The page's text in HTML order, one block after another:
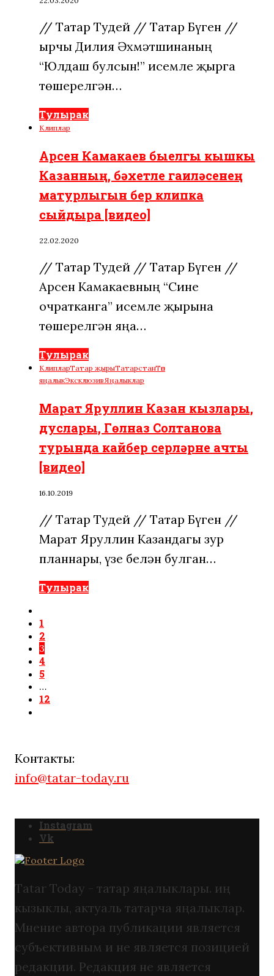
// Татар Тудей // Татар Бүген //
Җырчы Дилия Әхмәтшинаның
“Юлдаш булсын!” исемле җырга
төшерелгән…
Тулырак
Клиплар
Арсен Камакаев быелгы кышкы
Казанның, бәхетле гаиләсенең
матурлыгын бер клипка
сыйдыра [видео]
22.02.2020
// Татар Тудей // Татар Бүген //
Арсен Камакаевның “Сине
очратканга” исемле җырына
төшерелгән яңа…
Тулырак
КлипларТатар җырыТатарстанТөп
яңалыкЭксклюзивЯңалыклар
Марат Яруллин Казан кызлары,
дуслары, Гөлназ Солтанова
турында кайбер серләрне ачты
[видео]
16.10.2019
// Татар Тудей // Татар Бүген //
Марат Яруллин Казандагы зур
планнары, үзе белән булган…
Тулырак
1
2
3
4
5
…
12
Контакты:
info@tatar-today.ru
Instagram
Vk
Tatar Today - татар яңалыклары. иң
кызыклы, актуаль татарча яңалыклар.
Мнение автора публикации является
субъективным и не является позицией
редакции. Редакция не является